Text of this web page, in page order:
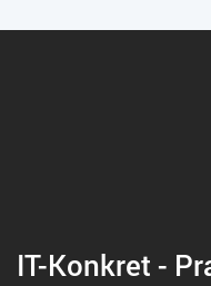
IT-Konkret -